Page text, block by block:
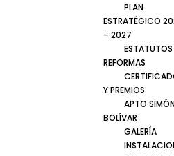
PLAN
ESTRATÉGICO
– 2027
ESTATUTOS
REFORMAS
Y PREMIOS
APTO
BOLÍVAR
GALERÍA